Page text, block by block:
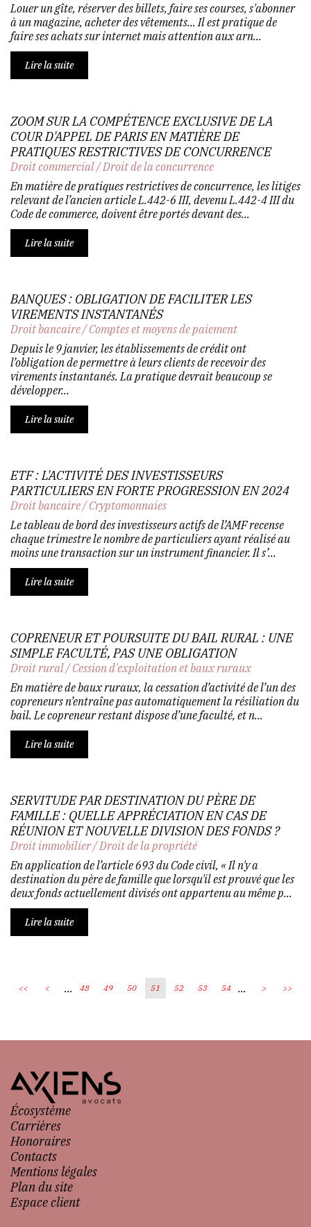
Louer un gîte, réserver des billets, faire ses courses, s'abonner
à un magazine, acheter des vêtements... Il est pratique de
faire ses achats sur internet mais attention aux arn...
Lire la suite
ZOOM SUR LA COMPÉTENCE EXCLUSIVE DE LA
COUR D'APPEL DE PARIS EN MATIÈRE DE
PRATIQUES RESTRICTIVES DE CONCURRENCE
Droit commercial/Droit de la concurrence
En matière de pratiques restrictives de concurrence, les litiges
relevant de l’ancien article L.442-6 III, devenu L.442-4 III du
Code de commerce, doivent être portés devant des...
Lire la suite
BANQUES : OBLIGATION DE FACILITER LES
VIREMENTS INSTANTANÉS
Droit bancaire/Comptes et moyens de paiement
Depuis le 9 janvier, les établissements de crédit ont
l’obligation de permettre à leurs clients de recevoir des
virements instantanés. La pratique devrait beaucoup se
développer...
Lire la suite
ETF : L'ACTIVITÉ DES INVESTISSEURS
PARTICULIERS EN FORTE PROGRESSION EN 2024
Droit bancaire/Cryptomonnaies
Le tableau de bord des investisseurs actifs de l’AMF recense
chaque trimestre le nombre de particuliers ayant réalisé au
moins une transaction sur un instrument financier. Il s’...
Lire la suite
COPRENEUR ET POURSUITE DU BAIL RURAL : UNE
SIMPLE FACULTÉ, PAS UNE OBLIGATION
Droit rural/Cession d'exploitation et baux ruraux
En matière de baux ruraux, la cessation d’activité de l’un des
copreneurs n’entraîne pas automatiquement la résiliation du
bail. Le copreneur restant dispose d’une faculté, et n...
Lire la suite
SERVITUDE PAR DESTINATION DU PÈRE DE
FAMILLE : QUELLE APPRÉCIATION EN CAS DE
RÉUNION ET NOUVELLE DIVISION DES FONDS ?
Droit immobilier/Droit de la propriété
En application de l’article 693 du Code civil, « Il n'y a
destination du père de famille que lorsqu'il est prouvé que les
deux fonds actuellement divisés ont appartenu au même p...
Lire la suite
<< < ... 48 49 50 51 52 53 54 ... > >>
Écosystème
Carrières
Honoraires
Contacts
Mentions légales
Plan du site
Espace client